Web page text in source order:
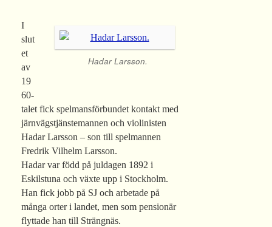
Hadar Larsson.
I
slut
et
av
19
60-
talet fick spelmansförbundet kontakt med
järnvägstjänstemannen och violinisten
Hadar Larsson – son till spelmannen
Fredrik Vilhelm Larsson.
Hadar var född på juldagen 1892 i
Eskilstuna och växte upp i Stockholm.
Han fick jobb på SJ och arbetade på
många orter i landet, men som pensionär
flyttade han till Strängnäs.